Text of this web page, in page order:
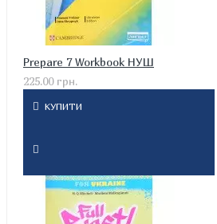
Prepare 7 Workbook НУШ
225.00 грн.
КУПИТИ